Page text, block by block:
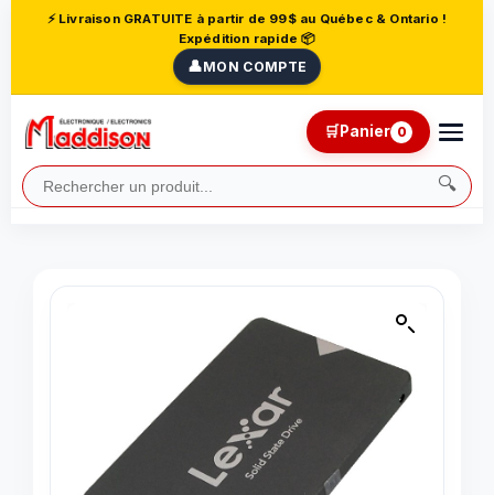
⚡ Livraison GRATUITE à partir de 99$ au Québec & Ontario !
Expédition rapide 📦
👤MON COMPTE
🔍
🛒Panier 0